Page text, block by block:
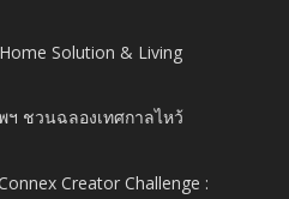
Solution & Living
ฯ ชวนฉลองเทศกาลไหว้
Creator Challenge :